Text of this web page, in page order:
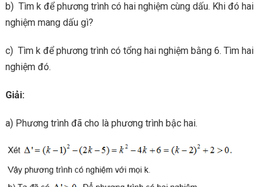
b) Tìm k để phương trình có hai nghiệm cùng dấu. Khi đó hai
nghiệm mang dấu gì?
c) Tìm k để phương trình có tổng hai nghiệm bằng 6. Tìm hai
nghiệm đó.
Giải:
a) Phương trình đã cho là phương trình bậc hai.